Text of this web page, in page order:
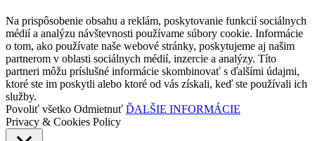
Na prispôsobenie obsahu a reklám, poskytovanie funkcií sociálnych
médií a analýzu návštevnosti používame súbory cookie. Informácie
o tom, ako používate naše webové stránky, poskytujeme aj našim
partnerom v oblasti sociálnych médií, inzercie a analýzy. Títo
partneri môžu príslušné informácie skombinovať s ďalšími údajmi,
ktoré ste im poskytli alebo ktoré od vás získali, keď ste používali ich
služby.
Povoliť všetko Odmietnuť ĎALŠIE INFORMÁCIE
Privacy & Cookies Policy